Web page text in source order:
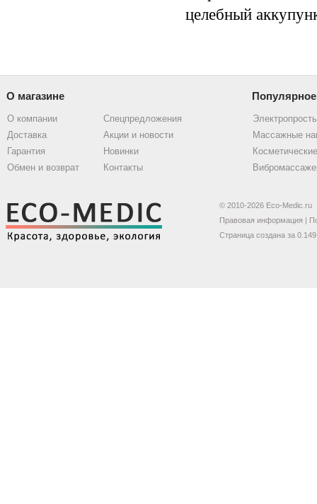
целебный
О магазине Популярное
О компании
Доставка
Гарантия
Обмен и возврат
Спецпредложения
Акции и новости
Новинки
Контакты
Массажные
© 2010-2026 Eco-Medic.ru
Правовая информация |
Страница создана за